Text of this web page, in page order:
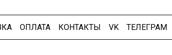
ОПЛАТА КОНТАКТЫ VK ТЕЛЕГРАМ